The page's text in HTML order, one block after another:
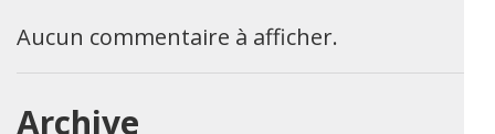
Aucun commentaire à afficher.
Archive